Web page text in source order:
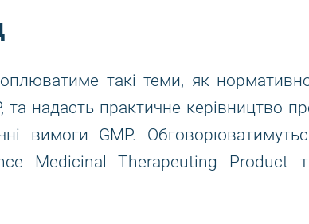
такі теми, як
та надасть практичне керівництво
вимоги GMP.
Medicinal Therapeuting Product